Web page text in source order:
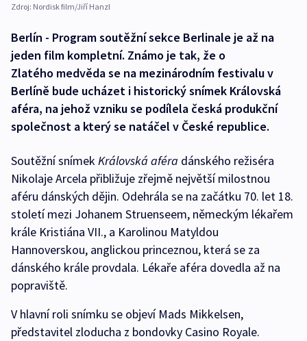
Zdroj: Nordisk film/Jiří Hanzl
Berlín - Program soutěžní sekce Berlinale je až na
jeden film kompletní. Známo je tak, že o
Zlatého medvěda se na mezinárodním festivalu v
Berlíně bude ucházet i historický snímek Královská
aféra, na jehož vzniku se podílela česká produkční
společnost a který se natáčel v České republice.
Soutěžní snímekKrálovská aféra dánského režiséra
Nikolaje Arcela přibližuje zřejmě největší milostnou
aféru dánských dějin. Odehrála se na začátku 70. let 18.
století mezi Johanem Struenseem, německým lékařem
krále Kristiána VII., a Karolinou Matyldou
Hannoverskou, anglickou princeznou, která se za
dánského krále provdala. Lékaře aféra dovedla až na
popraviště.
V hlavní roli snímku se objeví Mads Mikkelsen,
představitel zloducha z bondovky Casino Royale.